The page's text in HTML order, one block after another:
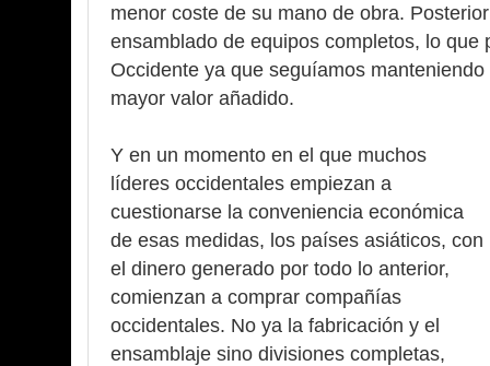
menor coste de su mano de obra.
ensamblado de equipos completos, lo
Occidente ya que seguíamos
mayor valor añadido.
Y en un momento en el que muchos
líderes occidentales empiezan a
cuestionarse la conveniencia económica
de esas medidas, los países asiáticos, con
el dinero generado por todo lo anterior,
comienzan a comprar compañías
occidentales. No ya la fabricación y el
ensamblaje sino divisiones completas,